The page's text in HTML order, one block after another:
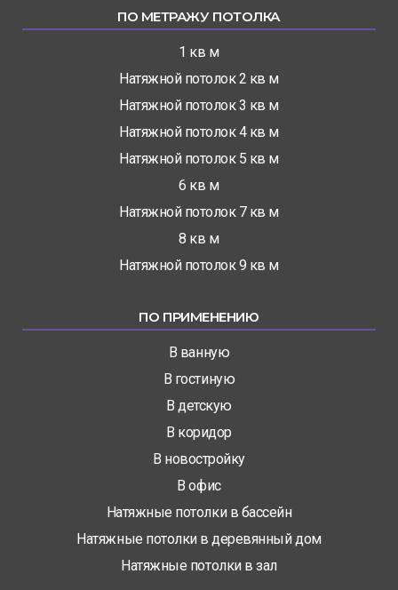
ПО МЕТРАЖУ ПОТОЛКА
1 кв м
Натяжной потолок 2 кв м
Натяжной потолок 3 кв м
Натяжной потолок 4 кв м
Натяжной потолок 5 кв м
6 кв м
Натяжной потолок 7 кв м
8 кв м
Натяжной потолок 9 кв м
ПО ПРИМЕНЕНИЮ
В ванную
В гостиную
В детскую
В коридор
В новостройку
В офис
Натяжные потолки в бассейн
Натяжные потолки в деревянный дом
Натяжные потолки в зал